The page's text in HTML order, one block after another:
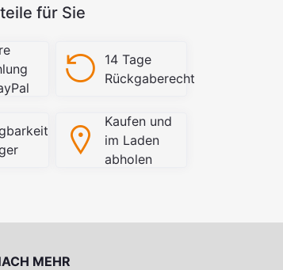
für Sie
14 Tage
Rückgaberecht
Kaufen und
im Laden
abholen
MEHR